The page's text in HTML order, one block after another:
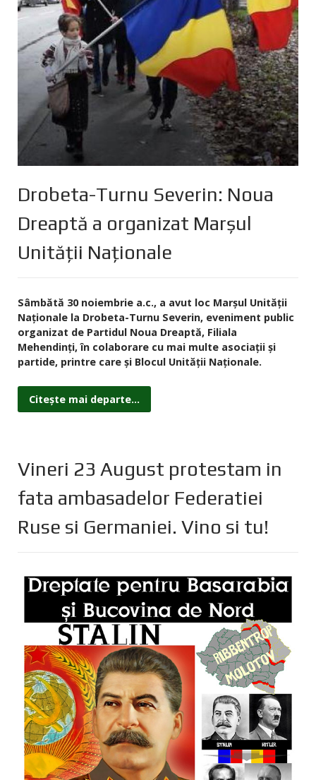
Drobeta-Turnu Severin: Noua
Dreaptă a organizat Marșul
Unității Naționale
Sâmbătă 30 noiembrie a.c., a avut loc Marşul Unităţii
Naţionale la Drobeta-Turnu Severin, eveniment public
organizat de Partidul Noua Dreaptă, Filiala
Mehendinţi, în colaborare cu mai multe asociaţii şi
partide, printre care şi Blocul Unităţii Naţionale.
Citește mai departe...
Vineri 23 August protestam in
fata ambasadelor Federatiei
Ruse si Germaniei. Vino si tu!